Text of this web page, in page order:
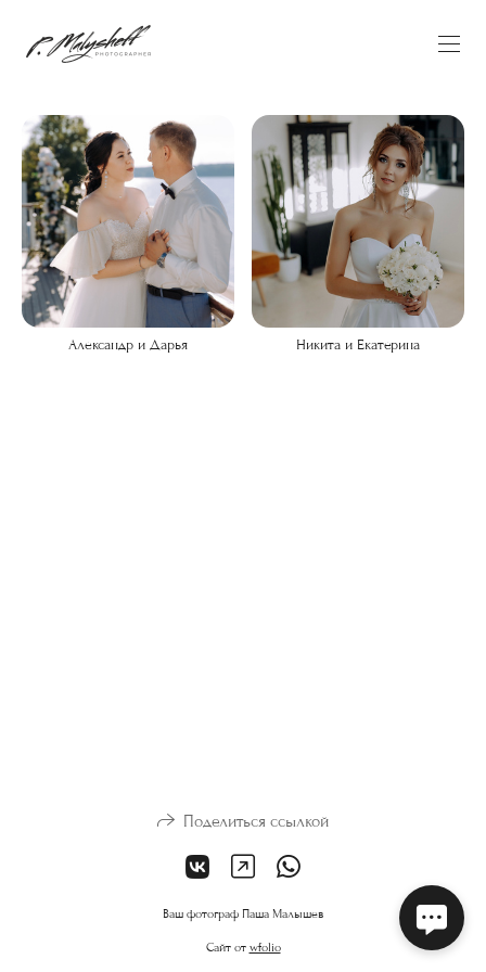
Александр и Дарья Никита и Екатерина
Поделиться ссылкой
Ваш фотограф Паша Малышев
Сайт от wfolio